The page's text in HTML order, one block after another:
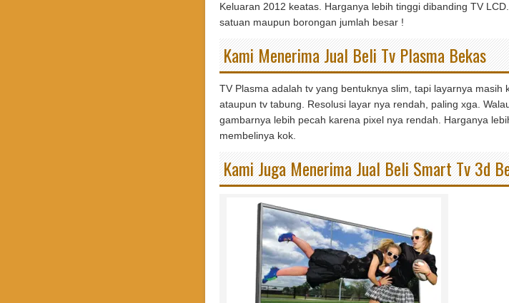
Keluaran 2012 keatas. Harganya lebih tinggi dibanding TV
satuan maupun borongan jumlah besar !
Kami Menerima Jual Beli Tv Plasma Bekas
TV Plasma adalah tv yang bentuknya slim, tapi layarnya
ataupun tv tabung. Resolusi layar nya rendah, paling xga.
gambarnya lebih pecah karena pixel nya rendah. Harganya
membelinya kok.
Kami Juga Menerima Jual Beli Smart Tv 3d